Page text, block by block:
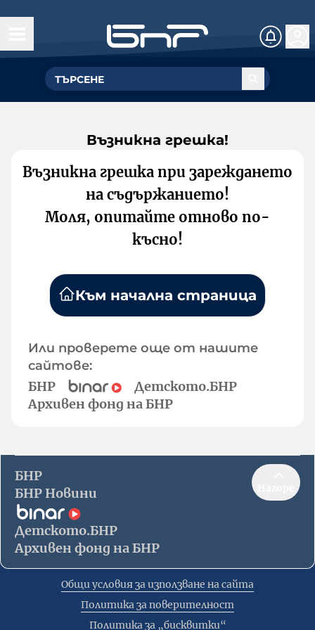
Възникна грешка!
Възникна грешка при зареждането
на съдържанието!
Моля, опитайте отново по-
късно!
Към начална страница
Или проверете още от нашите
сайтове:
БНР
Детското.БНР
Архивен фонд на БНР
БНР
БНР Новини
Детското.БНР
Архивен фонд на БНР
Общи условия за използване на сайта
Политика за поверителност
Политика за „бисквитки“